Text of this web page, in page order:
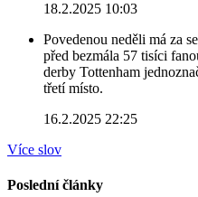
18.2.2025 10:03
Povedenou neděli má za
před bezmála 57 tisíci
derby Tottenham
třetí místo.
16.2.2025 22:25
Více slov
Poslední články